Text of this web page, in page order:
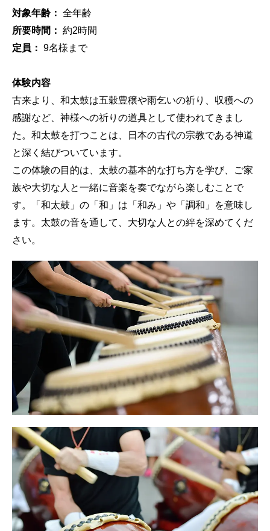
対象年齢： 全年齢
所要時間： 約2時間
定員： 9名様まで
体験内容
古来より、和太鼓は五穀豊穣や雨乞いの祈り、収穫への
感謝など、神様への祈りの道具として使われてきまし
た。和太鼓を打つことは、日本の古代の宗教である神道
と深く結びついています。
この体験の目的は、太鼓の基本的な打ち方を学び、ご家
族や大切な人と一緒に音楽を奏でながら楽しむことで
す。「和太鼓」の「和」は「和み」や「調和」を意味し
ます。太鼓の音を通して、大切な人との絆を深めてくだ
さい。